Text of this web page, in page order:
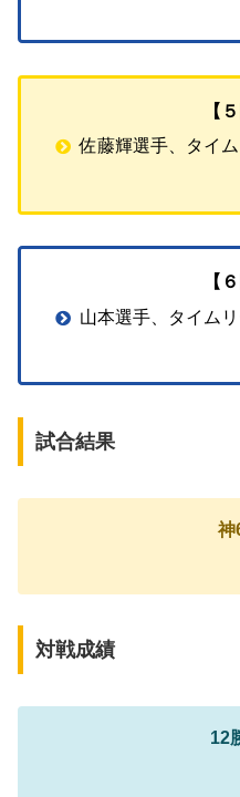
【
佐藤輝選手、タイ
【
山本選手、タイム
試合結果
神
対戦成績
12